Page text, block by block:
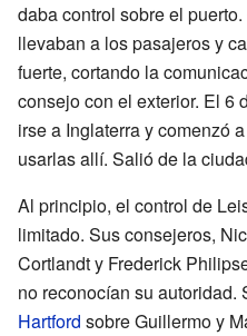
daba control sobre el
llevaban a los pasajeros y
fuerte, cortando la
consejo con el exterior. El 6
irse a Inglaterra y comenzó
usarlas allí. Salió de la
Al principio, el control de
limitado. Sus consejeros,
Cortlandt y Frederick
no reconocían su autoridad.
Hartford sobre Guillermo y